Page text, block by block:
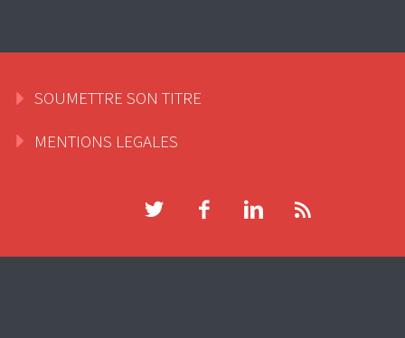
SOUMETTRE SON TITRE
MENTIONS LEGALES